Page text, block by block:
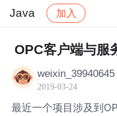
Java 加入
社区 Java 帖子
OPC客户端与服
weixin_39940645
2019-03-24
最近一个项目涉及到